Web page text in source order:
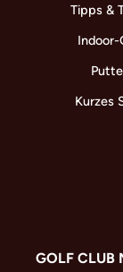
Tipps &
Indoor-
Kurzes
GOLF CLUB